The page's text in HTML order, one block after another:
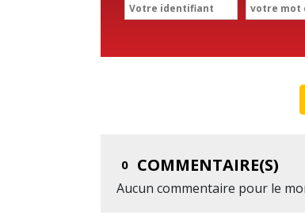
0 COMMENTAIRE(S)
Aucun commentaire pour le